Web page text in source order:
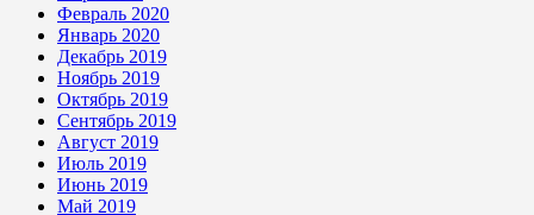
Февраль 2020
Январь 2020
Декабрь 2019
Ноябрь 2019
Октябрь 2019
Сентябрь 2019
Август 2019
Июль 2019
Июнь 2019
Май 2019